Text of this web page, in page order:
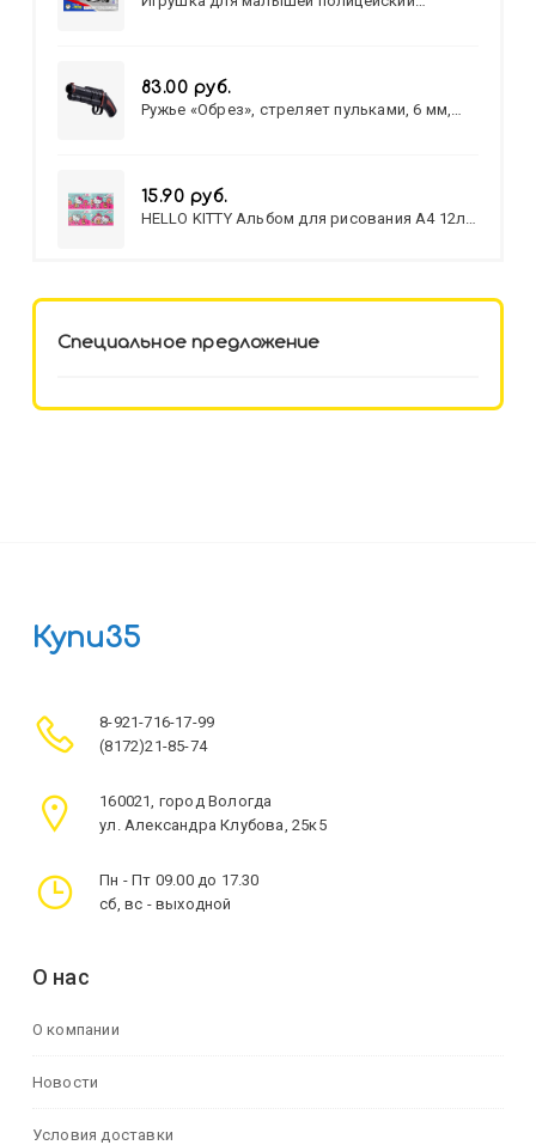
83.00 руб.
Ружье «Обрез», стреляет пульками, 6 мм,
15.90 руб.
HELLO KITTY Альбом для рисования А4 12л.
Специальное предложение
Купи35
8-921-716-17-99
(8172)21-85-74
160021, город Вологда
ул. Александра Клубова, 25к5
Пн - Пт 09.00 до 17.30
сб, вс - выходной
О нас
О компании
Новости
Условия доставки